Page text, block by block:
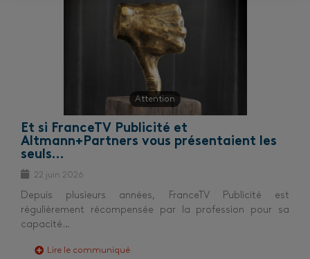
Attention
Et si FranceTV Publicité et
Altmann+Partners vous présentaient les
seuls…
22 juin 2026
Depuis plusieurs années, FranceTV Publicité est
régulièrement récompensée par la profession pour sa
capacité…
Lire le communiqué